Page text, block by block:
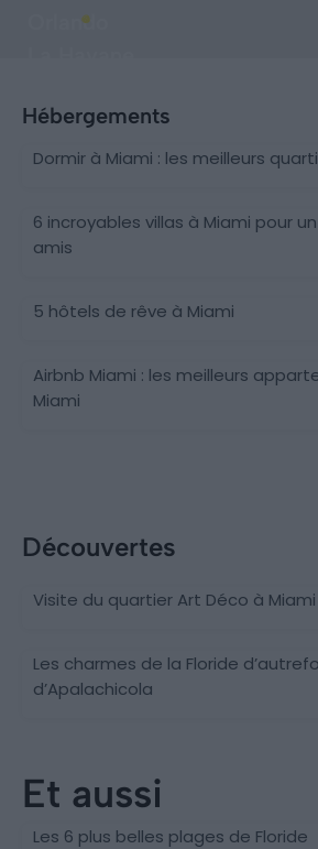
Orlando
Hébergements
Dormir à Miami : les meilleurs
6 incroyables villas à Miami pour
amis
5 hôtels de rêve à Miami
Airbnb Miami : les meilleurs
Miami
Découvertes
Visite du quartier Art Déco à
Les charmes de la Floride
d’Apalachicola
Et aussi
Floride
Les 6 plus belles plages de Floride